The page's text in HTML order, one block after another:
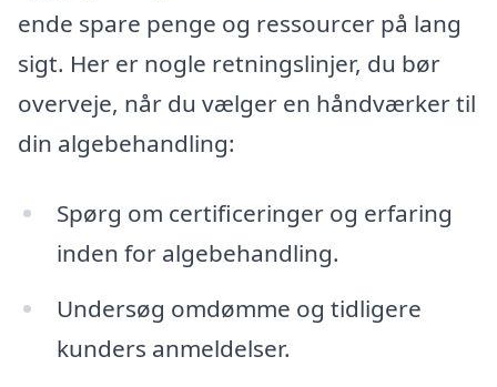
ende spare penge og ressourcer på lang
sigt. Her er nogle retningslinjer, du bør
overveje, når du vælger en håndværker til
din algebehandling:
Spørg om certificeringer og erfaring
inden for algebehandling.
Undersøg omdømme og tidligere
kunders anmeldelser.